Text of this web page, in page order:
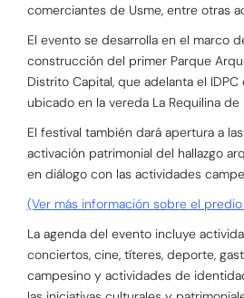
comerciantes de Usme, entre otras
El evento se desarrolla en el marco
construcción del primer Parque
Distrito Capital, que adelanta el
ubicado en la vereda La Requilina
El festival también dará apertura a
activación patrimonial del hallazgo
en diálogo con las actividades
(Ver más información sobre el predio
La agenda del evento incluye
conciertos, cine, títeres, deporte,
campesino y actividades de